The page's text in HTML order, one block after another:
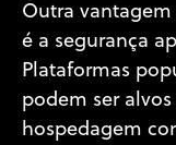
Outra
é a segurança
Plataformas
podem ser
hospedagem